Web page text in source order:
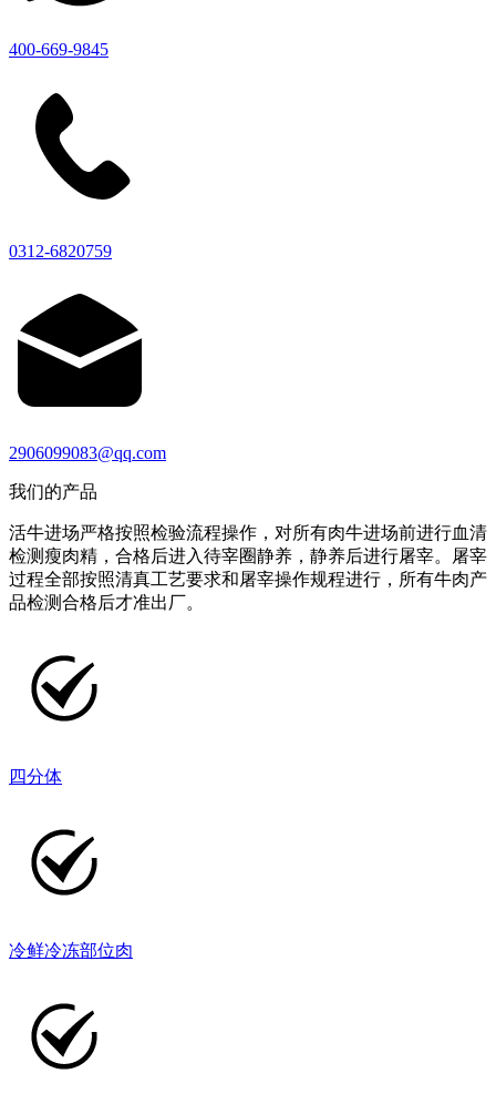
400-669-9845
0312-6820759
2906099083@qq.com
我们的产品
活牛进场严格按照检验流程操作，对所有肉牛进场前进行血清
检测瘦肉精，合格后进入待宰圈静养，静养后进行屠宰。屠宰
过程全部按照清真工艺要求和屠宰操作规程进行，所有牛肉产
品检测合格后才准出厂。
四分体
冷鲜冷冻部位肉